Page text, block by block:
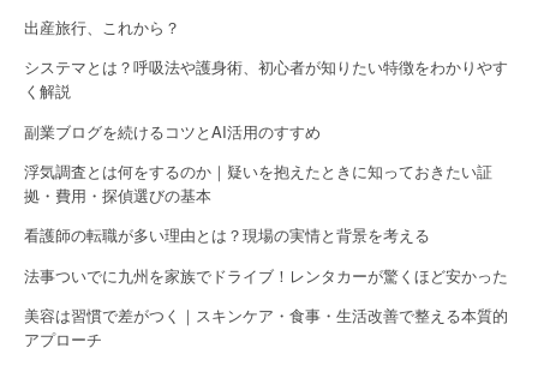
出産旅行、これから？
システマとは？呼吸法や護身術、初心者が知りたい特徴をわかりやす
く解説
副業ブログを続けるコツとAI活用のすすめ
浮気調査とは何をするのか｜疑いを抱えたときに知っておきたい証
拠・費用・探偵選びの基本
看護師の転職が多い理由とは？現場の実情と背景を考える
法事ついでに九州を家族でドライブ！レンタカーが驚くほど安かった
美容は習慣で差がつく｜スキンケア・食事・生活改善で整える本質的
アプローチ